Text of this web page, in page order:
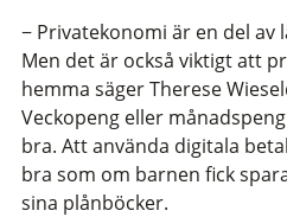
− Privatekonomi är en del av
Men det är också viktigt att
hemma säger Therese
Veckopeng eller
bra. Att använda digitala
bra som om barnen fick
sina plånböcker.